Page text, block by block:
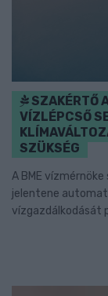
SZAKÉRTŐ
VÍZLÉPCSŐ
SZÜKSÉG
A BME
jelentene
vízgazdálkodását